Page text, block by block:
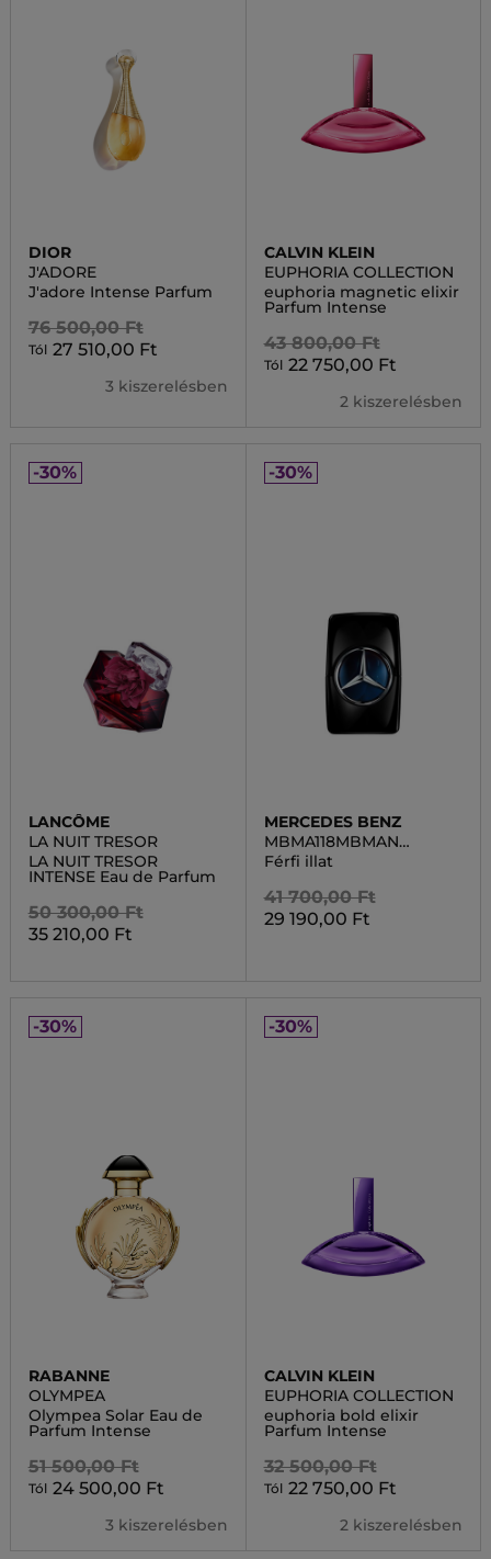
DIOR
J'ADORE
J'adore Intense Parfum
76 500,00 Ft
Tól 27 510,00 Ft
3 kiszerelésben
CALVIN KLEIN
EUPHORIA COLLECTION
euphoria magnetic elixir
Parfum Intense
43 800,00 Ft
Tól 22 750,00 Ft
2 kiszerelésben
-30%
LANCÔME
LA NUIT TRESOR
LA NUIT TRESOR
INTENSE Eau de Parfum
50 300,00 Ft
35 210,00 Ft
-30%
MERCEDES BENZ
MBMA118MBMAN
INTENSE
Férfi illat
41 700,00 Ft
29 190,00 Ft
-30%
RABANNE
OLYMPEA
Olympea Solar Eau de
Parfum Intense
51 500,00 Ft
Tól 24 500,00 Ft
3 kiszerelésben
-30%
CALVIN KLEIN
EUPHORIA COLLECTION
euphoria bold elixir
Parfum Intense
32 500,00 Ft
Tól 22 750,00 Ft
2 kiszerelésben